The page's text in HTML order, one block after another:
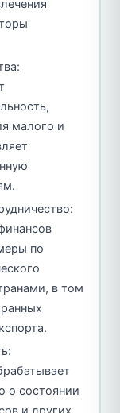
малого и
по
в том
о состоянии